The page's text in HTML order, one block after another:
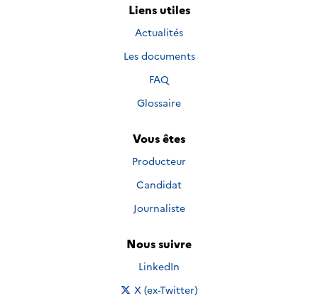
Liens utiles
Actualités
Les documents
FAQ
Glossaire
Vous êtes
Producteur
Candidat
Journaliste
Nous suivre
Nous suivre sur
LinkedIn
Nous suivre sur
X (ex-Twitter)